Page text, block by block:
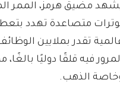
مضيق هرمز، الممر
متصاعدة تهدد
تقدر بملايين
فيه قلقًا دوليًا
الذهب.